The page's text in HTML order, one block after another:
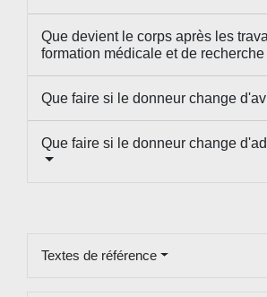
Que devient le corps après les
formation médicale et de recherche
Que faire si le donneur change
Que faire si le donneur change
Textes de référence